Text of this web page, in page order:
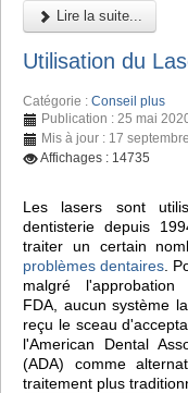
Lire la suite...
Utilisation du
Catégorie : Conseil plus
Publication : 25 mai
Mis à jour : 17
Affichages : 14735
Les lasers sont
dentisterie depuis
traiter un certain
problèmes dentaires .
malgré
FDA, aucun système
reçu le sceau
l'American Dental
(ADA) comme
traitement plus